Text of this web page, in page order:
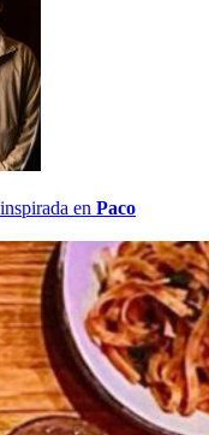
en Paco